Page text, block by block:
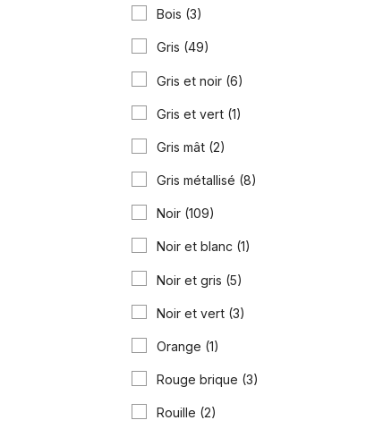
Bois (3)
Gris (49)
Gris et noir (6)
Gris et vert (1)
Gris mât (2)
Gris métallisé (8)
Noir (109)
Noir et blanc (1)
Noir et gris (5)
Noir et vert (3)
Orange (1)
Rouge brique (3)
Rouille (2)